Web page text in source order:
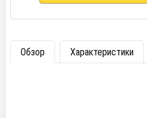
Обзор Характеристики